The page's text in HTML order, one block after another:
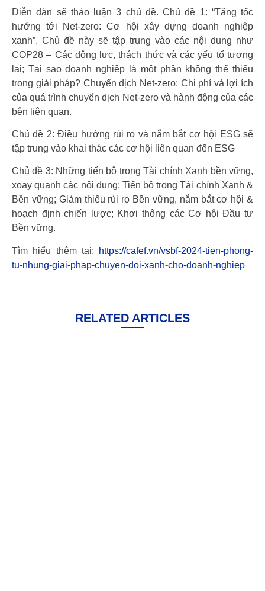
Diễn đàn sẽ thảo luận 3 chủ đề. Chủ đề 1: “Tăng tốc
hướng tới Net-zero: Cơ hội xây dựng doanh nghiệp
xanh”. Chủ đề này sẽ tập trung vào các nội dung như
COP28 – Các động lực, thách thức và các yếu tố tương
lai; Tại sao doanh nghiệp là một phần không thể thiếu
trong giải pháp? Chuyển dịch Net-zero: Chi phí và lợi ích
của quá trình chuyển dịch Net-zero và hành động của các
bên liên quan.
Chủ đề 2: Điều hướng rủi ro và nắm bắt cơ hội ESG sẽ
tập trung vào khai thác các cơ hội liên quan đến ESG
Chủ đề 3: Những tiến bộ trong Tài chính Xanh bền vững,
xoay quanh các nội dung: Tiến bộ trong Tài chính Xanh &
Bền vững; Giảm thiểu rủi ro Bền vững, nắm bắt cơ hội &
hoạch định chiến lược; Khơi thông các Cơ hội Đầu tư
Bền vững.
Tìm hiểu thêm tại:
https://cafef.vn/vsbf-2024-tien-phong-
tu-nhung-giai-phap-chuyen-doi-xanh-cho-doanh-nghiep
RELATED ARTICLES